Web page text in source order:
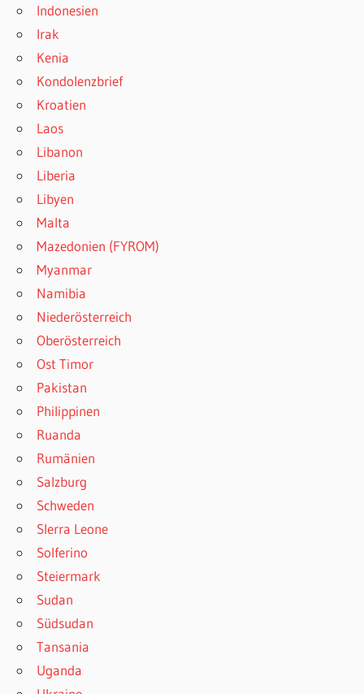
Indonesien
Irak
Kenia
Kondolenzbrief
Kroatien
Laos
Libanon
Liberia
Libyen
Malta
Mazedonien (FYROM)
Myanmar
Namibia
Niederösterreich
Oberösterreich
Ost Timor
Pakistan
Philippinen
Ruanda
Rumänien
Salzburg
Schweden
SIerra Leone
Solferino
Steiermark
Sudan
Südsudan
Tansania
Uganda